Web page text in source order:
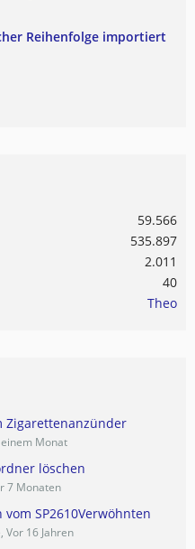
Reihenfolge importiert
59.566
535.897
2.011
40
Theo
Zigarettenanzünder
Monat
löschen
7 Monaten
SP2610Verwöhnten
Vor 16 Jahren